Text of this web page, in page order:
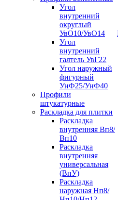
Угол
внутренний
округлый
УвО10/УвО14
Угол
внутренний
галтель УвГ22
Угол наружный
фигурный
УнФ25/УнФ40
Профили
штукатурные
Раскладка для плитки
Раскладка
внутренняя Вп8/
Вп10
Раскладка
внутренняя
универсальная
(ВпУ)
Раскладка
наружная Нп8/